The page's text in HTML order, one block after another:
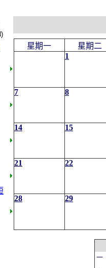
星期一
星期二
1
7 8
14 15
21 22
28 29
一